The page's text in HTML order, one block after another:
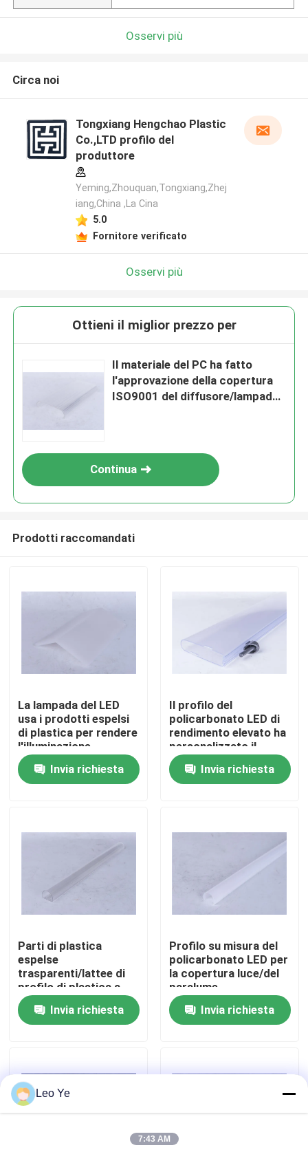
Casa.
Su di noi
Controllo della qualità
Contattaci
Chiedi un preventivo
Profili dell'estrusione del PVC
Osservi più
Circa noi
Tongxiang Hengchao Plastic
Co.,LTD profilo del
produttore
Yeming,Zhouquan,Tongxiang,Zhej
iang,China ,La Cina
5.0
Fornitore verificato
Osservi più
Ottieni il miglior prezzo per
Il materiale del PC ha fatto
l'approvazione della copertura
ISO9001 del diffusore/lampada
Continua
Prodotti raccomandati
La lampada del LED
usa i prodotti espelsi
di plastica per rendere
l'illuminazione
morbidamente
luminosaInvia richiesta
Il profilo del
policarbonato LED di
rendimento elevato ha
personalizzato il
colore disponibile
Invia richiesta
Parti di plastica
espelse
trasparenti/lattee di
profilo di plastica a
prova d'umidità del
LED,
Invia richiesta
Profilo su misura del
policarbonato LED per
la copertura luce/del
paralume
Invia richiesta
Leo Ye
7:43 AM